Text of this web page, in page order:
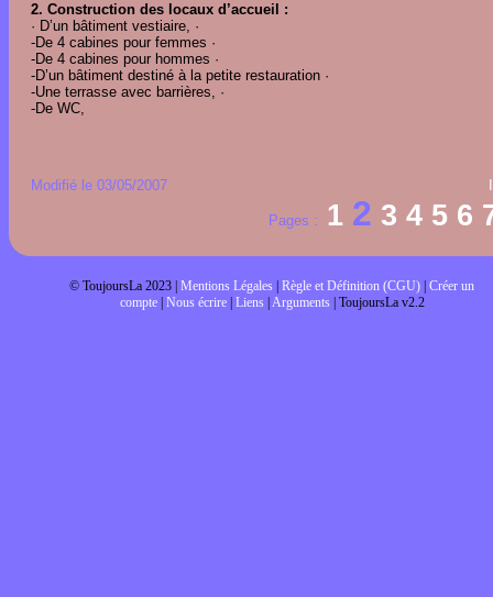
2. Construction des locaux d’accueil :
· D’un bâtiment vestiaire, ·
-De 4 cabines pour femmes ·
-De 4 cabines pour hommes ·
-D’un bâtiment destiné à la petite restauration ·
-Une terrasse avec barrières, ·
-De WC,
Modifié le 03/05/2007
Pages : 1 2 3 4 5 6
© ToujoursLa 2023 | Mentions Légales Règle et Définition (CGU) Créer un
compte| Nous écrire| Liens| Arguments| ToujoursLa v2.2